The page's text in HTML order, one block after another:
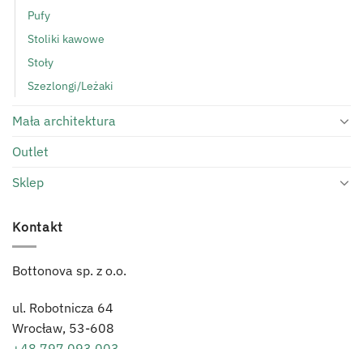
Pufy
Stoliki kawowe
Stoły
Szezlongi/Leżaki
Mała architektura
Outlet
Sklep
Kontakt
Bottonova sp. z o.o.
ul. Robotnicza 64
Wrocław, 53-608